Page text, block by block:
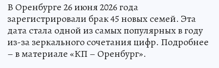
В Оренбурге 26 июня 2026 года
зарегистрировали брак 45 новых семей. Эта
дата стала одной из самых популярных в году
из-за зеркального сочетания цифр. Подробнее
– в материале «КП – Оренбург».